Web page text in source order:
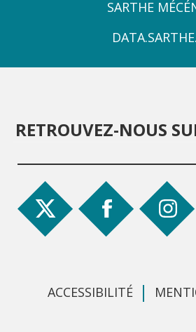
SARTHE
RETROUVEZ-NOUS
ACCESSIBILITÉ